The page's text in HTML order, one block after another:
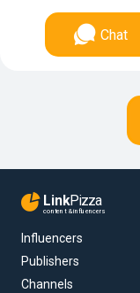
Chat
LinkPizza
content & influencers
Influencers
Publishers
Channels